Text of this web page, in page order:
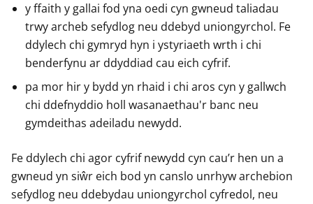
y ffaith y gallai fod yna oedi cyn gwneud taliadau
trwy archeb sefydlog neu ddebyd uniongyrchol. Fe
ddylech chi gymryd hyn i ystyriaeth wrth i chi
benderfynu ar ddyddiad cau eich cyfrif.
pa mor hir y bydd yn rhaid i chi aros cyn y gallwch
chi ddefnyddio holl wasanaethau'r banc neu
gymdeithas adeiladu newydd.
Fe ddylech chi agor cyfrif newydd cyn cau’r hen un a
gwneud yn siŵr eich bod yn canslo unrhyw archebion
sefydlog neu ddebydau uniongyrchol cyfredol, neu